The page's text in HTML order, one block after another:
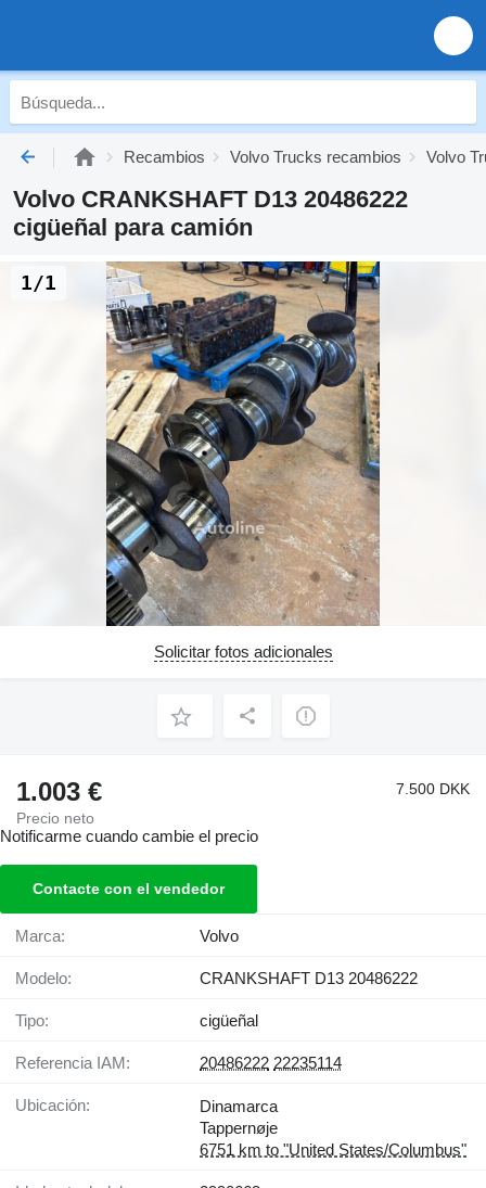
Recambios Volvo Trucks recambios Volvo
Volvo CRANKSHAFT D13 20486222
cigüeñal para camión
1/1
Solicitar fotos adicionales
1.003 €
Precio neto
7.500 DKK
Notificarme cuando cambie el precio
Contacte con el vendedor
Marca: Volvo
Modelo: CRANKSHAFT D13 20486222
Tipo: cigüeñal
Referencia IAM: 20486222 22235114
Ubicación:
Dinamarca
Tappernøje
6751 km to "United States/Columbus"